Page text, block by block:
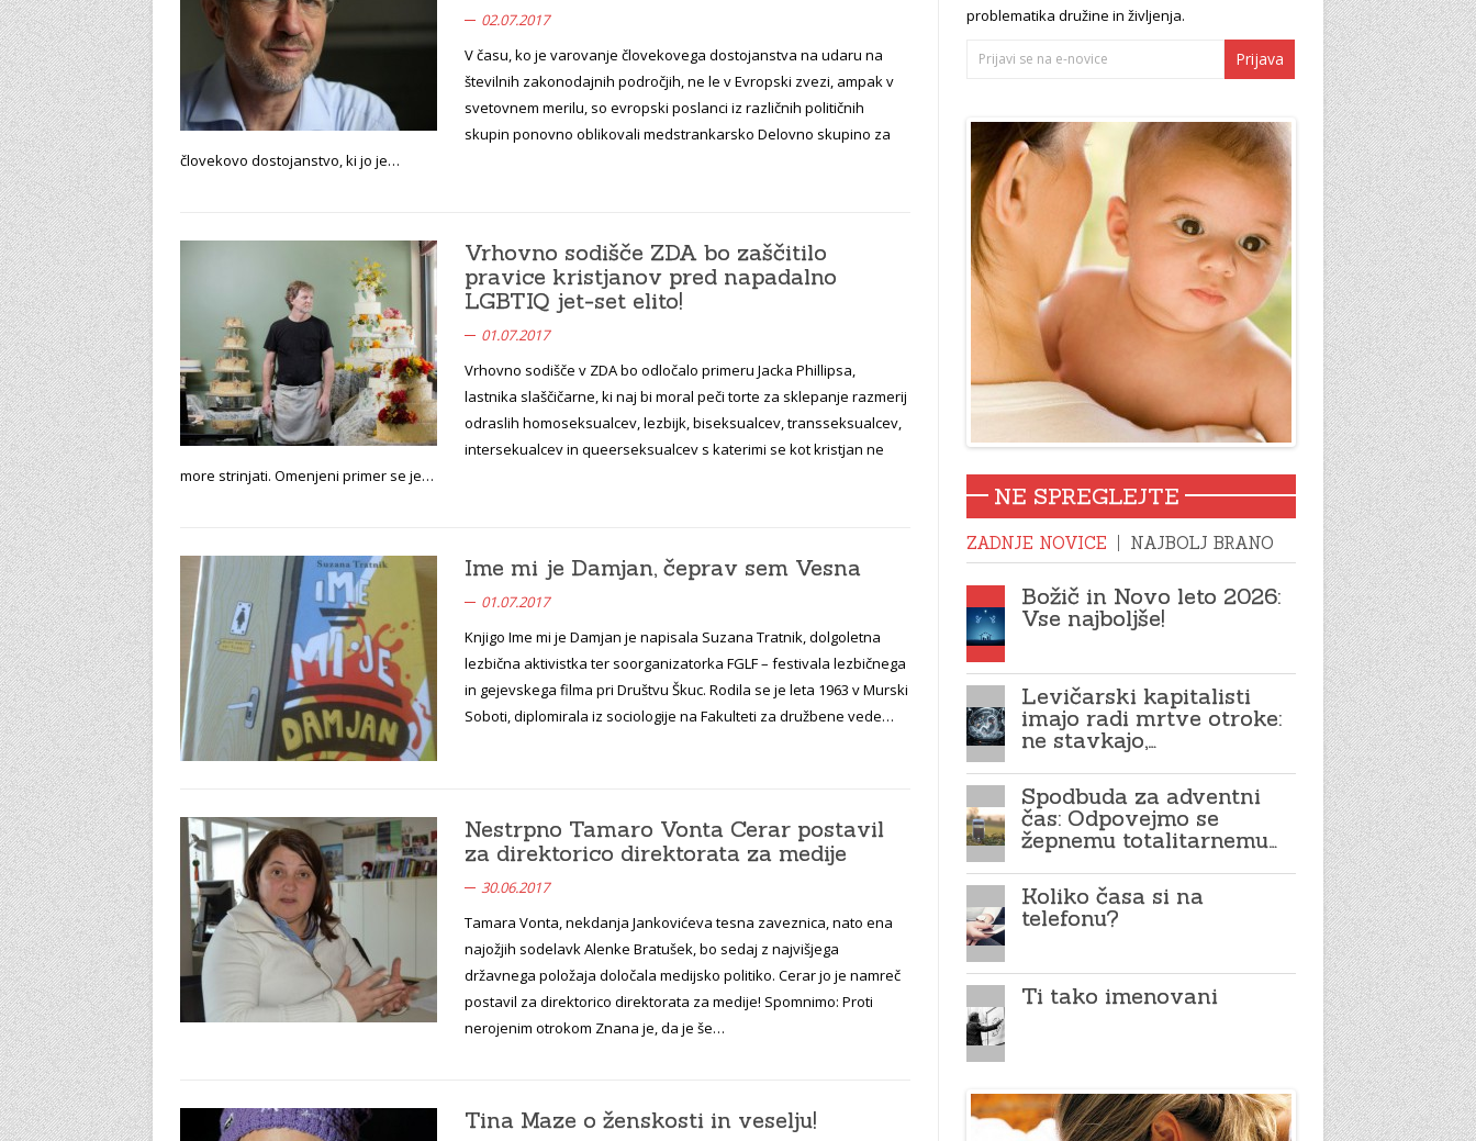
02.07.2017
V času, ko je varovanje človekovega dostojanstva na udaru na
številnih zakonodajnih področjih, ne le v Evropski zvezi, ampak v
svetovnem merilu, so evropski poslanci iz različnih političnih
skupin ponovno oblikovali medstrankarsko Delovno skupino za
človekovo dostojanstvo, ki jo je…
Vrhovno sodišče ZDA bo zaščitilo
pravice kristjanov pred napadalno
LGBTIQ jet-set elito!
01.07.2017
Vrhovno sodišče v ZDA bo odločalo primeru Jacka Phillipsa,
lastnika slaščičarne, ki naj bi moral peči torte za sklepanje razmerij
odraslih homoseksualcev, lezbijk, biseksualcev, transseksualcev,
intersekualcev in queerseksualcev s katerimi se kot kristjan ne
more strinjati. Omenjeni primer se je…
Ime mi je Damjan, čeprav sem Vesna
01.07.2017
Knjigo Ime mi je Damjan je napisala Suzana Tratnik, dolgoletna
lezbična aktivistka ter soorganizatorka FGLF – festivala lezbičnega
in gejevskega filma pri Društvu Škuc. Rodila se je leta 1963 v Murski
Soboti, diplomirala iz sociologije na Fakulteti za družbene vede…
Nestrpno Tamaro Vonta Cerar postavil
za direktorico direktorata za medije
30.06.2017
Tamara Vonta, nekdanja Jankovićeva tesna zaveznica, nato ena
najožjih sodelavk Alenke Bratušek, bo sedaj z najvišjega
državnega položaja določala medijsko politiko. Cerar jo je namreč
postavil za direktorico direktorata za medije! Spomnimo: Proti
nerojenim otrokom Znana je, da je še…
Tina Maze o ženskosti in veselju!
problematika družine in življenja.
NE SPREGLEJTE
ZADNJE NOVICE NAJBOLJ BRANO
Božič in Novo leto 2026:
Vse najboljše!
Levičarski kapitalisti
imajo radi mrtve otroke:
ne stavkajo,…
Spodbuda za adventni
čas: Odpovejmo se
žepnemu totalitarnemu…
Koliko časa si na
telefonu?
Ti tako imenovani